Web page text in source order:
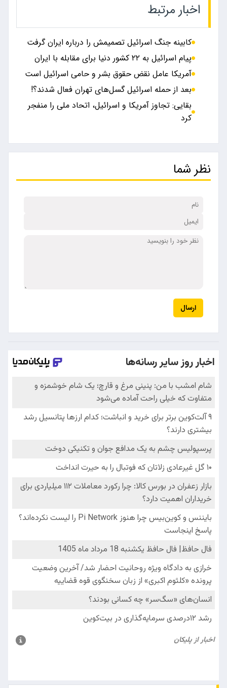
اخبار مرتبط
کابینه جنگ اسرائیل تصمیمش را درباره ایران گرفت
پیام اسرائیل به ۲۲ کشور دنیا برای مقابله با ایران
آمریکا عامل نقض حقوق بشر و حامی اسرائیل است
بعد از حمله اسرائیل گسل‌های تهران فعال شدند؟!
بقایی: تجاوز آمریکا و اسرائیل، اتحاد ملی را منفجر
کرد
نظر شما
ارسال